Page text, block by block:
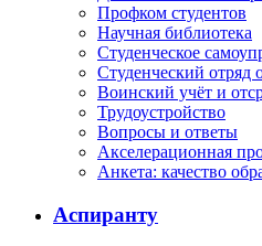
Профком студентов
Научная библиотека
Студенческое
Студенческий отряд
Воинский учёт и
Трудоустройство
Вопросы и ответы
Акселерационная
Анкета: качество
Аспиранту